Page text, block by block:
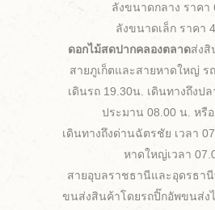
ลังขนาดกลาง ราคา
ลังขนาดเล็ก ราคา
ดอกไม้สดปากคลองตลาดส่งสิ
สายภูเก็ตและสายหาดใหญ่ ร
เดินรถ 19.30น. เดินทางถึงปล
ประมาน 08.00 น. หรือ
เดินทางถึงด่านฉัตรชัย เวลา
หาดใหญ่เวลา
สายอุบลราชธานีและอุดรธา
ขนส่งสินค้าโดยรถปิ๊กอัพขนส่ง